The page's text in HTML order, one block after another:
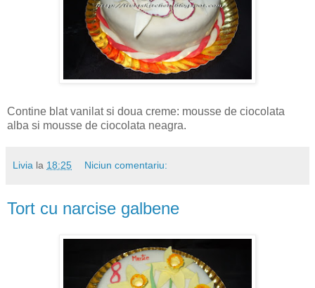
Contine blat vanilat si doua creme: mousse de ciocolata
alba si mousse de ciocolata neagra.
Livia la 18:25 Niciun comentariu:
Tort cu narcise galbene